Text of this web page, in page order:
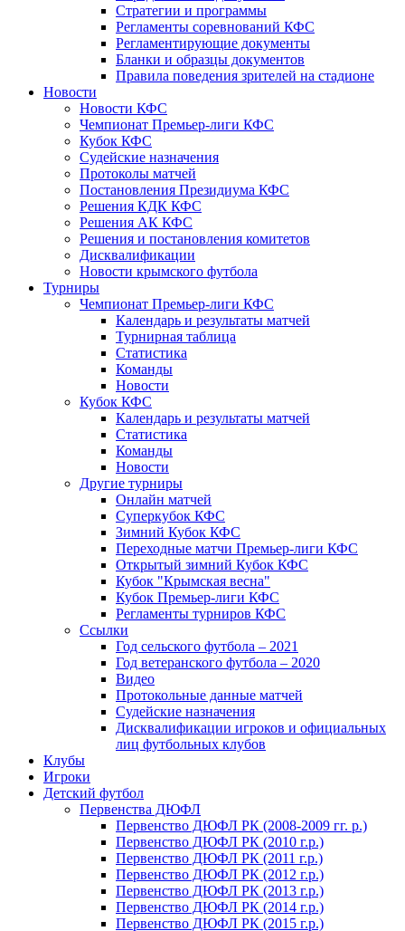
Стратегии и программы
Регламенты соревнований КФС
Регламентирующие документы
Бланки и образцы документов
Правила поведения зрителей на стадионе
Новости
Новости КФС
Чемпионат Премьер-лиги КФС
Кубок КФС
Судейские назначения
Протоколы матчей
Постановления Президиума КФС
Решения КДК КФС
Решения АК КФС
Решения и постановления комитетов
Дисквалификации
Новости крымского футбола
Турниры
Чемпионат Премьер-лиги КФС
Календарь и результаты матчей
Турнирная таблица
Статистика
Команды
Новости
Кубок КФС
Календарь и результаты матчей
Статистика
Команды
Новости
Другие турниры
Онлайн матчей
Суперкубок КФС
Зимний Кубок КФС
Переходные матчи Премьер-лиги КФС
Открытый зимний Кубок КФС
Кубок "Крымская весна"
Кубок Премьер-лиги КФС
Регламенты турниров КФС
Ссылки
Год сельского футбола – 2021
Год ветеранского футбола – 2020
Видео
Протокольные данные матчей
Судейские назначения
Дисквалификации игроков и официальных
лиц футбольных клубов
Клубы
Игроки
Детский футбол
Первенства ДЮФЛ
Первенство ДЮФЛ РК (2008-2009 гг. р.)
Первенство ДЮФЛ РК (2010 г.р.)
Первенство ДЮФЛ РК (2011 г.р.)
Первенство ДЮФЛ РК (2012 г.р.)
Первенство ДЮФЛ РК (2013 г.р.)
Первенство ДЮФЛ РК (2014 г.р.)
Первенство ДЮФЛ РК (2015 г.р.)